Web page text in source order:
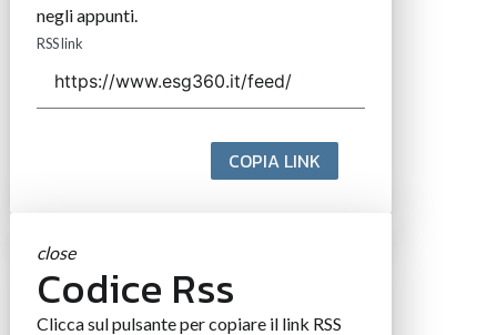
negli appunti.
RSS link
COPIA LINK
close
Codice Rss
Clicca sul pulsante per copiare il link RSS